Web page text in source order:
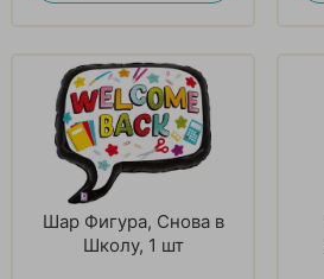
Шар Фигура, Снова в
Школу, 1 шт